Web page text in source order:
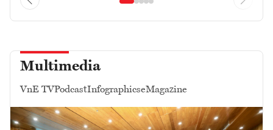
Multimedia
VnE TVPodcastInfographicseMagazine